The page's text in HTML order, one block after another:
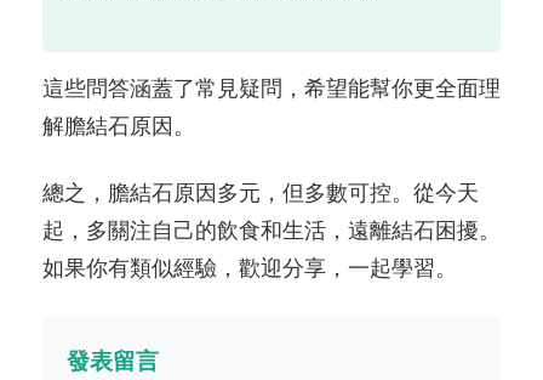
這些問答涵蓋了常見疑問，希望能幫你更全面理
解膽結石原因。
總之，膽結石原因多元，但多數可控。從今天
起，多關注自己的飲食和生活，遠離結石困擾。
如果你有類似經驗，歡迎分享，一起學習。
發表留言